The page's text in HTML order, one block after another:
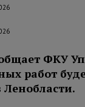
ФКУ
работ
Ленобласти.